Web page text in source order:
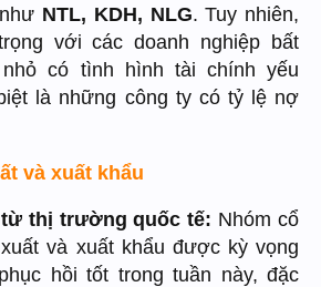
NTL, KDH, NLG. Tuy nhiên,
với các doanh nghiệp bất
có tình hình tài chính yếu
là những công ty có tỷ lệ nợ
và xuất khẩu
thị trường quốc tế: Nhóm cổ
và xuất khẩu được kỳ vọng
hồi tốt trong tuần này, đặc